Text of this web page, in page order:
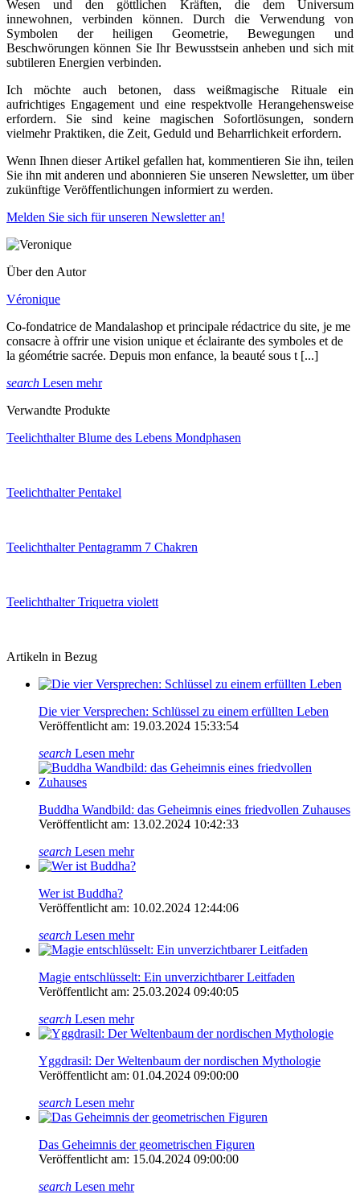
Wesen und den göttlichen Kräften, die dem Universum
innewohnen, verbinden können. Durch die Verwendung von
Symbolen der heiligen Geometrie, Bewegungen und
Beschwörungen können Sie Ihr Bewusstsein anheben und sich mit
subtileren Energien verbinden.
Ich möchte auch betonen, dass weißmagische Rituale ein
aufrichtiges Engagement und eine respektvolle Herangehensweise
erfordern. Sie sind keine magischen Sofortlösungen, sondern
vielmehr Praktiken, die Zeit, Geduld und Beharrlichkeit erfordern.
Wenn Ihnen dieser Artikel gefallen hat, kommentieren Sie ihn, teilen
Sie ihn mit anderen und abonnieren Sie unseren Newsletter, um über
zukünftige Veröffentlichungen informiert zu werden.
Melden Sie sich für unseren Newsletter an!
Über den Autor
Véronique
Co-fondatrice de Mandalashop et principale rédactrice du site, je me
consacre à offrir une vision unique et éclairante des symboles et de
la géométrie sacrée. Depuis mon enfance, la beauté sous t [...]
search Lesen mehr
Verwandte Produkte
Teelichthalter Blume des Lebens Mondphasen
Teelichthalter Pentakel
Teelichthalter Pentagramm 7 Chakren
Teelichthalter Triquetra violett
Artikeln in Bezug
Die vier Versprechen: Schlüssel zu einem erfüllten Leben
Veröffentlicht am: 19.03.2024 15:33:54
search Lesen mehr
Buddha Wandbild: das Geheimnis eines friedvollen Zuhauses
Veröffentlicht am: 13.02.2024 10:42:33
search Lesen mehr
Wer ist Buddha?
Veröffentlicht am: 10.02.2024 12:44:06
search Lesen mehr
Magie entschlüsselt: Ein unverzichtbarer Leitfaden
Veröffentlicht am: 25.03.2024 09:40:05
search Lesen mehr
Yggdrasil: Der Weltenbaum der nordischen Mythologie
Veröffentlicht am: 01.04.2024 09:00:00
search Lesen mehr
Das Geheimnis der geometrischen Figuren
Veröffentlicht am: 15.04.2024 09:00:00
search Lesen mehr